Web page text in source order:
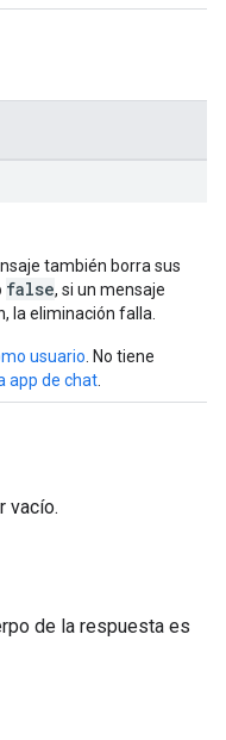
también borra sus
false, si un mensaje
la eliminación falla.
usuario . No tiene
app de chat
vacío.
de la respuesta es